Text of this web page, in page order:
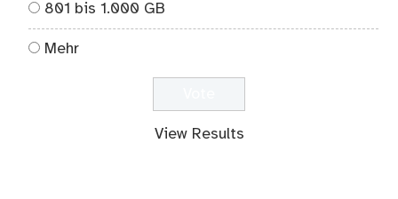
801 bis 1.000 GB
Mehr
View Results